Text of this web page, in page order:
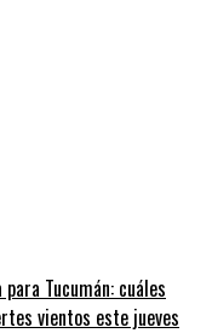
Tucumán: cuáles
vientos este jueves